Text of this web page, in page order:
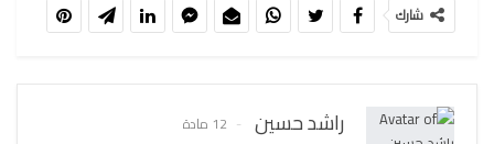
شارك
راشد حسين 12 مادة